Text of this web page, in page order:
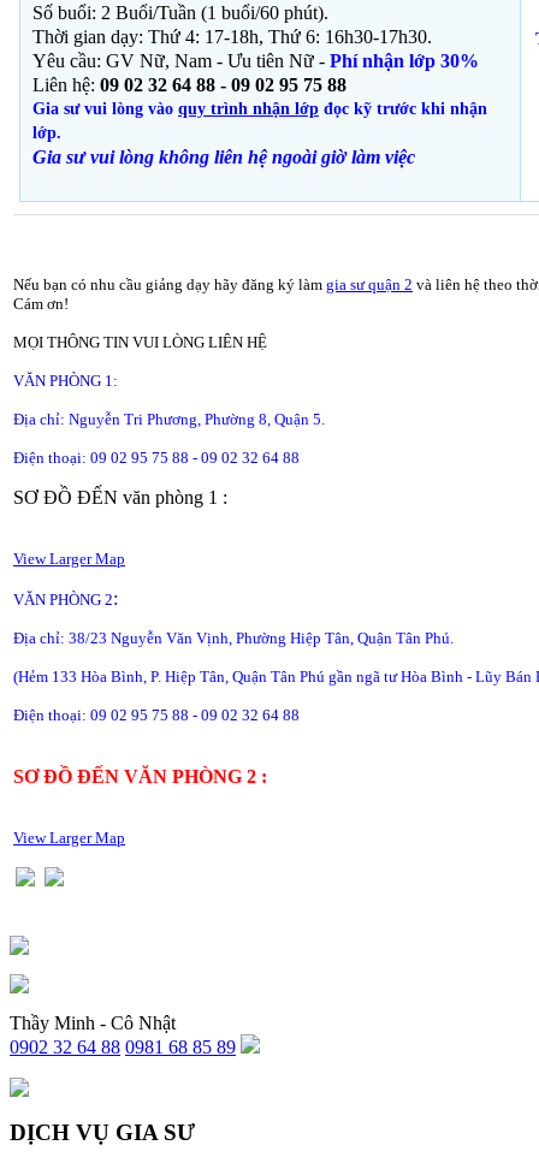
Số buổi: 2 Buổi/Tuần (1 buổi/60 phút).
Thời gian dạy: Thứ 4: 17-18h, Thứ 6: 16h30-17h30.
Yêu cầu: GV Nữ, Nam - Ưu tiên Nữ - Phí nhận lớp 30%
Liên hệ: 09 02 32 64 88 - 09 02 95 75 88
Gia sư vui lòng vào quy trình nhận lớp đọc kỹ trước khi nhận
lớp.
Gia sư vui lòng không liên hệ ngoài giờlàm việc
Nếu bạn có nhu cầu giảng dạy hãy đăng ký làm gia sư quận 2 và liên hệ theo
Cám ơn!
MỌI THÔNG TIN VUI LÒNG LIÊN HỆ
VĂN PHÒNG 1:
Địa chỉ: Nguyễn Tri Phương, Phường 8, Quận 5.
Điện thoại: 09 02 95 75 88 - 09 02 32 64 88
SƠ ĐỒ ĐẾN văn phòng 1 :
View Larger Map
VĂN PHÒNG 2:
Địa chỉ: 38/23 Nguyễn Văn Vịnh, Phường Hiệp Tân, Quận Tân Phú.
(Hẻm 133 Hòa Bình, P. Hiệp Tân, Quận Tân Phú gần ngã tư Hòa Bình - Lũy Bán
Điện thoại: 09 02 95 75 88 - 09 02 32 64 88
SƠ ĐỒ ĐẾN VĂN PHÒNG 2 :
View Larger Map
Thầy Minh - Cô Nhật
0902 32 64 88 0981 68 85 89
DỊCH VỤ GIA SƯ